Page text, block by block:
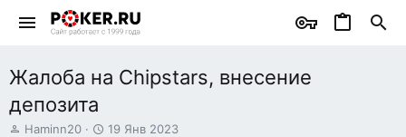
Жалоба на Chipstars, внесение
депозита
А
Haminn20
Д
19 Янв 2023